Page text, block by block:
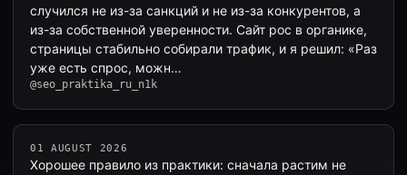
случился не из-за санкций и не из-за конкурентов, а
из-за собственной уверенности. Сайт рос в органике,
страницы стабильно собирали трафик, и я решил: «Раз
уже есть спрос, можн…
@seo_praktika_ru_n1k
01 AUGUST 2026
Хорошее правило из практики: сначала растим не